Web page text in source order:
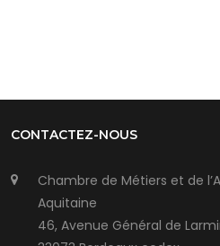
CONTACTEZ-NOUS
Chambre de Métiers et de
Aquitaine
46, Avenue Général de